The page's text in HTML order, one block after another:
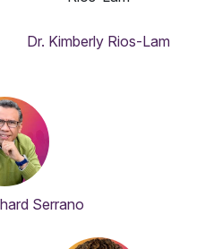
Dr. Kimberly Rios-Lam
Serrano